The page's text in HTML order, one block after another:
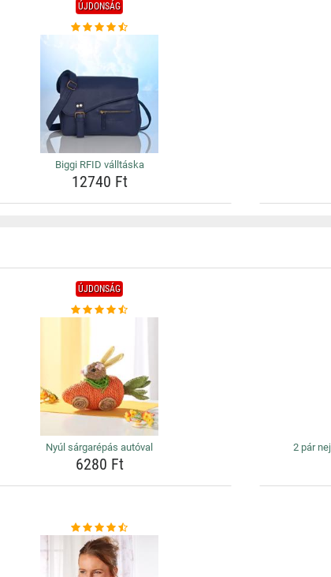
ÚJDONSÁG
Biggi RFID válltáska
12740 Ft
ÚJDONSÁG
Nyúl sárgarépás autóval
6280 Ft
2 pár